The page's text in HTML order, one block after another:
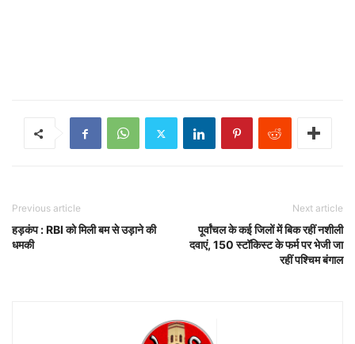
Previous article
हड़कंप : RBI को मिली बम से उड़ाने की
धमकी
Next article
पूर्वांचल के कई जिलों में बिक रहीं नशीली
दवाएं, 150 स्टॉकिस्ट के फर्म पर भेजी जा
रहीं पश्चिम बंगाल